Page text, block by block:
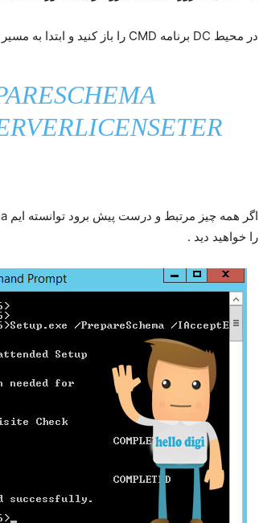
در محیط DC برنامه CMD را باز کنید و ابتدا به مسیر DVD اکسچنج بروید و سپس دستور زیر را در اجرا کنید :
را خواهید دید .